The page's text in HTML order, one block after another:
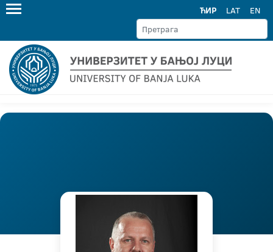
ЋИР LAT EN